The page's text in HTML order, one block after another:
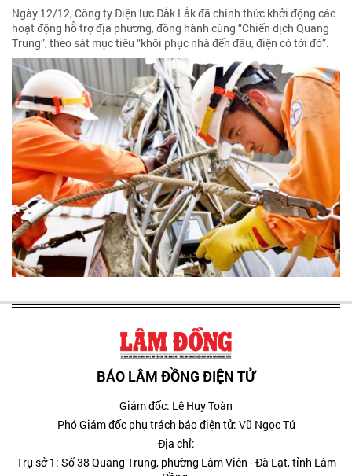
Ngày 12/12, Công ty Điện lực Đắk Lắk đã chính thức khởi động các
hoạt động hỗ trợ địa phương, đồng hành cùng “Chiến dịch Quang
Trung”, theo sát mục tiêu “khôi phục nhà đến đâu, điện có tới đó”.
BÁO LÂM ĐỒNG ĐIỆN TỬ
Giám đốc: Lê Huy Toàn
Phó Giám đốc phụ trách báo điện tử: Vũ Ngọc Tú
Địa chỉ:
Trụ sở 1: Số 38 Quang Trung, phường Lâm Viên - Đà Lạt, tỉnh Lâm